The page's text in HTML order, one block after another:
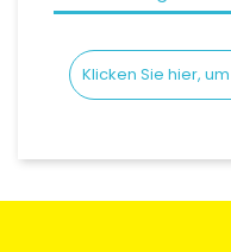
Klicken Sie hier,